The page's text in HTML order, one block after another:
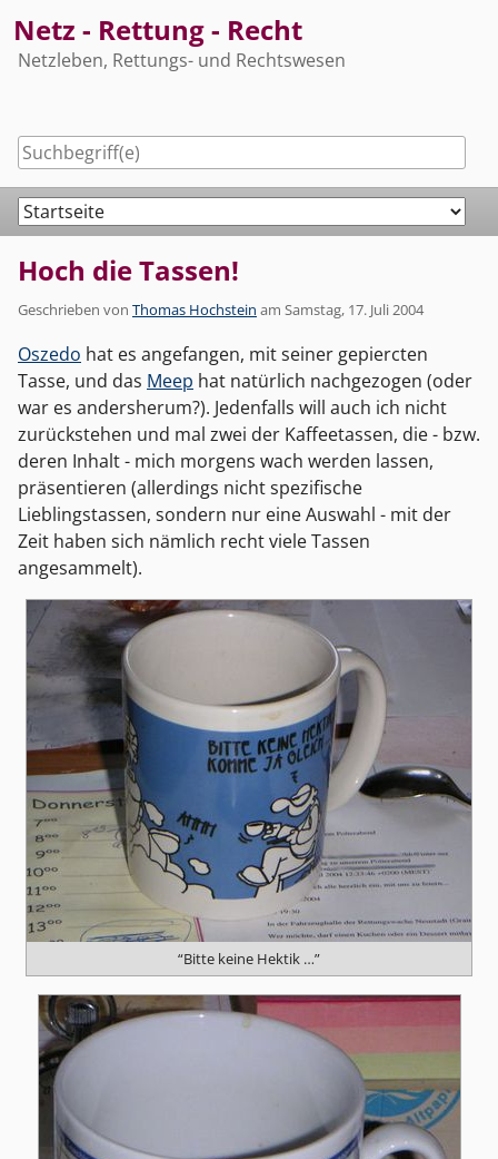
to
content
Netz - Rettung - Recht
Netzleben, Rettungs- und Rechtswesen
Navigation
Hoch die Tassen!
Geschrieben von Thomas Hochstein am Samstag, 17. Juli 2004
Oszedo hat es angefangen, mit seiner gepiercten
Tasse, und das Meep hat natürlich nachgezogen (oder
war es andersherum?). Jedenfalls will auch ich nicht
zurückstehen und mal zwei der Kaffeetassen, die - bzw.
deren Inhalt - mich morgens wach werden lassen,
präsentieren (allerdings nicht spezifische
Lieblingstassen, sondern nur eine Auswahl - mit der
Zeit haben sich nämlich recht viele Tassen
angesammelt).
“Bitte keine Hektik …”